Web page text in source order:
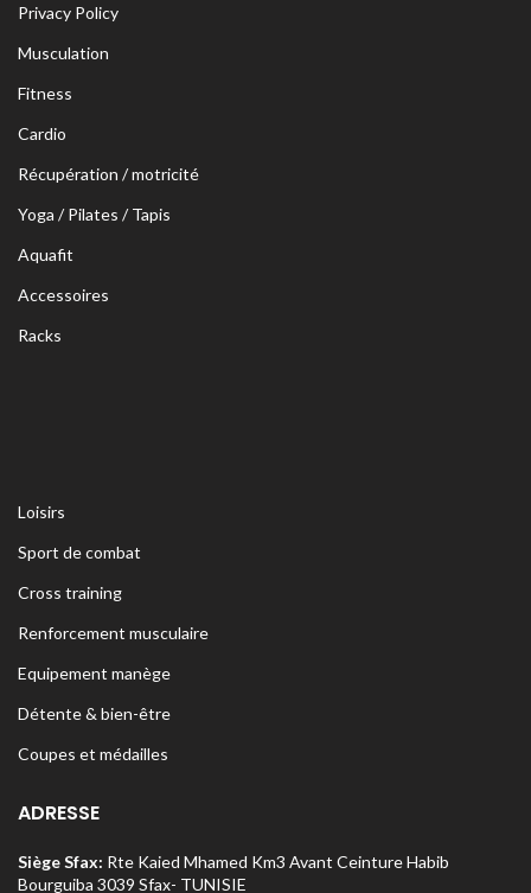
Privacy Policy
Musculation
Fitness
Cardio
Récupération / motricité
Yoga / Pilates / Tapis
Aquafit
Accessoires
Racks
Loisirs
Sport de combat
Cross training
Renforcement musculaire
Equipement manège
Détente & bien-être
Coupes et médailles
ADRESSE
Siège Sfax: Rte Kaied Mhamed Km3 Avant Ceinture Habib
Bourguiba 3039 Sfax- TUNISIE